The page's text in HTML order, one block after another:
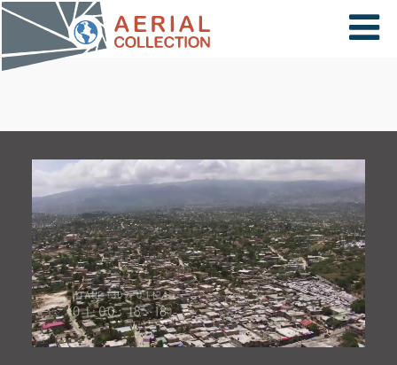
×
PAYS
CARTE
COLLECTIONS